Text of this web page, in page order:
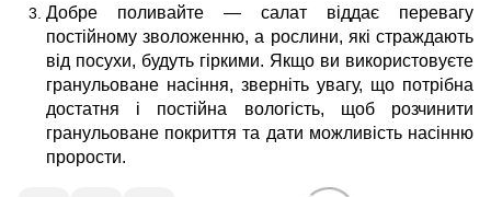
Добре поливайте — салат віддає перевагу
постійному зволоженню, а рослини, які страждають
від посухи, будуть гіркими. Якщо ви використовуєте
гранульоване насіння, зверніть увагу, що потрібна
достатня і постійна вологість, щоб розчинити
гранульоване покриття та дати можливість насінню
прорости.